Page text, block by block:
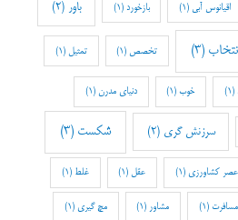
اقیانوس آبی (1) بازخورد (1) باور (2)
(3) تخصص (1) تمثیل (1)
(1) خوب(1) دنیای مدرن (1)
سرزنش گری (2) شکست (3)
عصر کشاورزی (1) عقل (1) غلط (1)
مسافرت (1) مشاور (1) مچ گیری (1)